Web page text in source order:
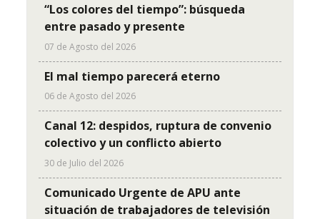
“Los colores del tiempo”: búsqueda
entre pasado y presente
07 de Agosto del 2026
El mal tiempo parecerá eterno
06 de Agosto del 2026
Canal 12: despidos, ruptura de convenio
colectivo y un conflicto abierto
30 de Julio del 2026
Comunicado Urgente de APU ante
situación de trabajadores de televisión